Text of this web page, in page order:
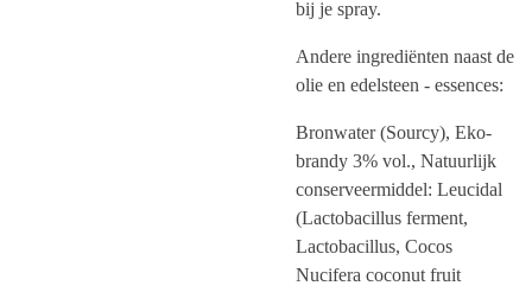
bij je spray.
Andere ingrediënten naast de
olie en edelsteen - essences:
Bronwater (Sourcy), Eko-
brandy 3% vol., Natuurlijk
conserveermiddel: Leucidal
(Lactobacillus ferment,
Lactobacillus, Cocos
Nucifera coconut fruit